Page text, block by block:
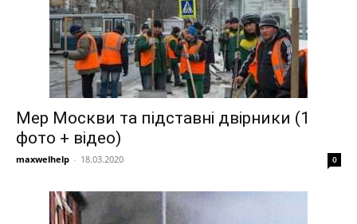
Мер Москви та підставні двірники (1
фото + відео)
maxwelhelp - 18.03.2020 0